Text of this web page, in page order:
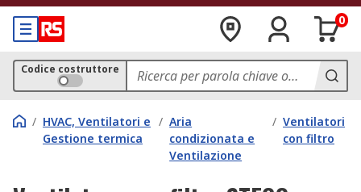
0
Codice costruttore
/ HVAC, Ventilatori e
Gestione termica
/ Aria
condizionata e
Ventilazione
/ Ventilatori
con filtro